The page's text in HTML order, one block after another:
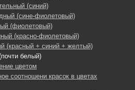
(синий)
(сине-фиолетовый)
(фиолетовый)
(красно-фиолетовый)
(красный + синий + желтый)
белый)
цветом
соотношени красок в цветах